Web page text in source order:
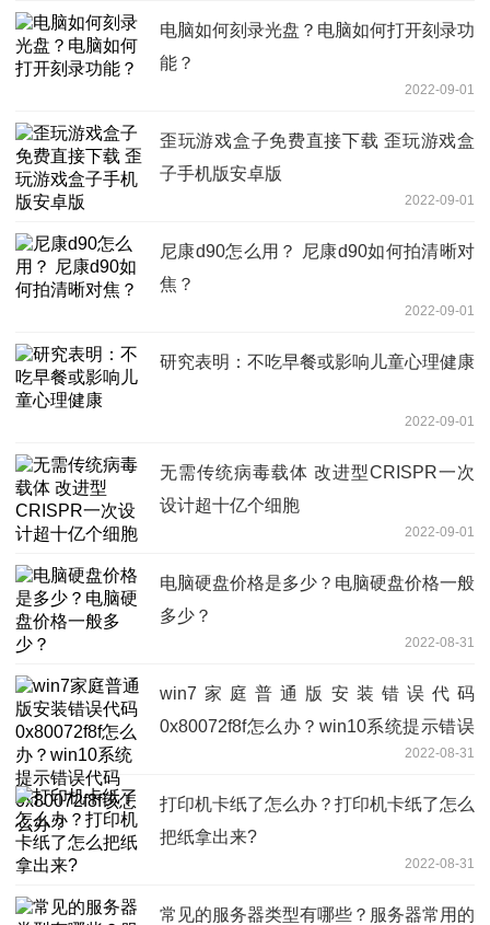
电脑如何刻录光盘？电脑如何打开刻录功
能？
2022-09-01
歪玩游戏盒子免费直接下载 歪玩游戏盒
子手机版安卓版
2022-09-01
尼康d90怎么用？ 尼康d90如何拍清晰对
焦？
2022-09-01
研究表明：不吃早餐或影响儿童心理健康
2022-09-01
无需传统病毒载体 改进型CRISPR一次
设计超十亿个细胞
2022-09-01
电脑硬盘价格是多少？电脑硬盘价格一般
多少？
2022-08-31
win7家庭普通版安装错误代码
0x80072f8f怎么办？win10系统提示错误
2022-08-31
打印机卡纸了怎么办？打印机卡纸了怎么
把纸拿出来?
2022-08-31
常见的服务器类型有哪些？服务器常用的